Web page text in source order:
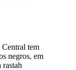
Central tem
negros, em
rastah